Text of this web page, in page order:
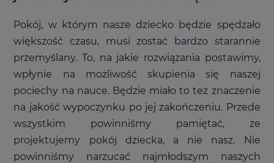
Pokój, w którym nasze dziecko będzie spędzało
większość czasu, musi zostać bardzo starannie
przemyślany. To, na jakie rozwiązania postawimy,
wpłynie na możliwość skupienia się naszej
pociechy na nauce. Będzie miało to też znaczenie
na jakość wypoczynku po jej zakończeniu. Przede
wszystkim powinniśmy pamiętać, że
projektujemy pokój dziecka, a nie nasz. Nie
powinniśmy narzucać najmłodszym naszych